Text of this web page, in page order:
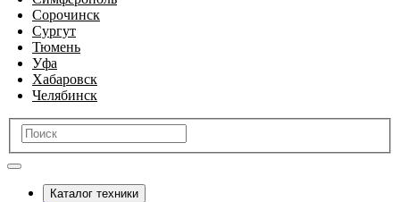
Сорочинск
Сургут
Тюмень
Уфа
Хабаровск
Челябинск
Каталог техники